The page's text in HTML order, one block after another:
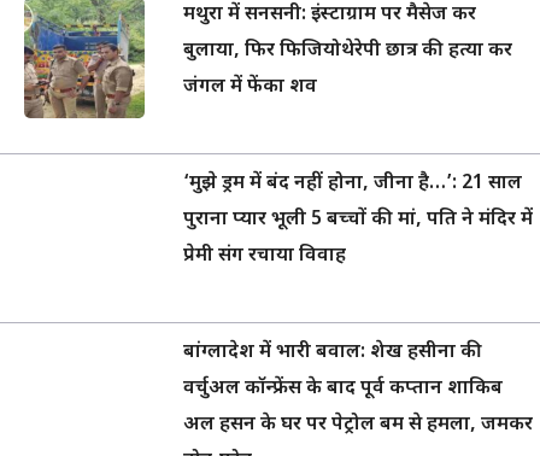
मथुरा में सनसनी: इंस्टाग्राम पर मैसेज कर
बुलाया, फिर फिजियोथेरेपी छात्र की हत्या कर
जंगल में फेंका शव
‘मुझे ड्रम में बंद नहीं होना, जीना है…’: 21 साल
पुराना प्यार भूली 5 बच्चों की मां, पति ने मंदिर में
प्रेमी संग रचाया विवाह
बांग्लादेश में भारी बवाल: शेख हसीना की
वर्चुअल कॉन्फ्रेंस के बाद पूर्व कप्तान शाकिब
अल हसन के घर पर पेट्रोल बम से हमला, जमकर